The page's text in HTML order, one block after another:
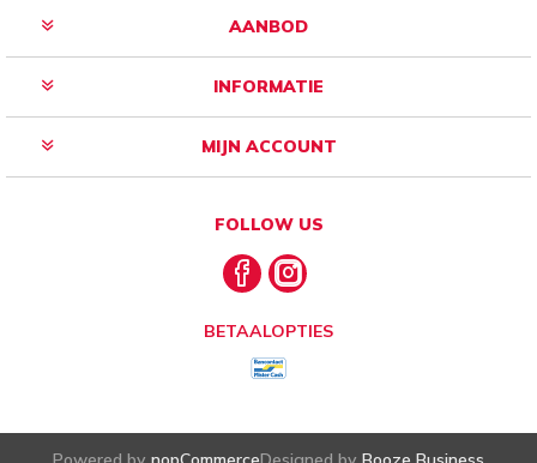
AANBOD
INFORMATIE
MIJN ACCOUNT
FOLLOW US
BETAALOPTIES